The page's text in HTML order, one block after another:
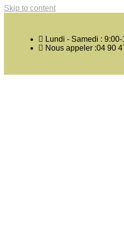
Skip to content
Lundi - Samedi :
Nous appeler :04 90